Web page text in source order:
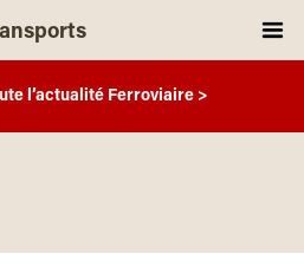
l’actualité Ferroviaire >